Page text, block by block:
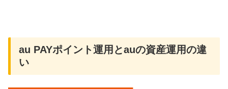
au PAYポイント運用とauの資産運用の違
い